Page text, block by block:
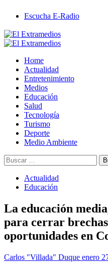
contenido
Escucha E-Radio
Primary
Home
Actualidad
Entretenimiento
Medios
Educación
Salud
Tecnología
Turismo
Deporte
Medio Ambiente
Buscar:
Actualidad
Educación
La educación
para cerrar
oportunidades en
Carlos "Villada" Duque enero